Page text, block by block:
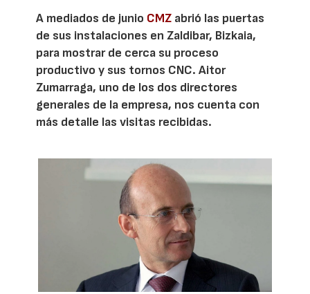
A mediados de junio CMZ abrió las puertas
de sus instalaciones en Zaldibar, Bizkaia,
para mostrar de cerca su proceso
productivo y sus tornos CNC. Aitor
Zumarraga, uno de los dos directores
generales de la empresa, nos cuenta con
más detalle las visitas recibidas.